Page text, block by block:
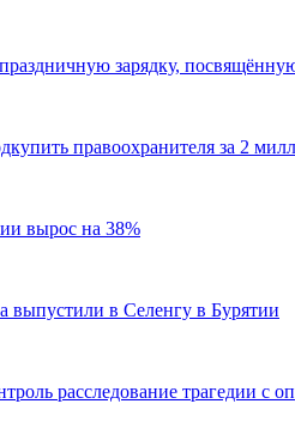
зарядку,
правоохранителя за 2
вырос на 38%
выпустили в Селенгу в Бурятии
расследование трагедии с